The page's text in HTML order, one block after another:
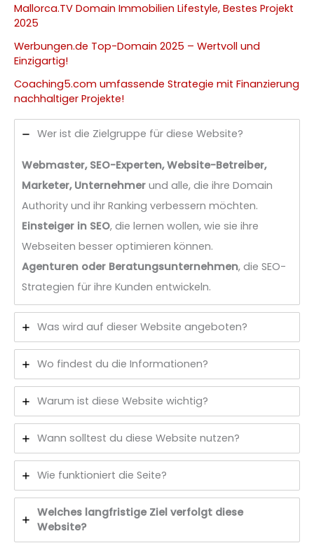
Mallorca.TV Domain Immobilien Lifestyle, Bestes Projekt
2025
Werbungen.de Top-Domain 2025 – Wertvoll und
Einzigartig!
Coaching5.com umfassende Strategie mit Finanzierung
nachhaltiger Projekte!
Wer ist die Zielgruppe für diese Website?
Webmaster, SEO-Experten, Website-Betreiber,
Marketer, Unternehmer und alle, die ihre Domain
Authority und ihr Ranking verbessern möchten.
Einsteiger in SEO, die lernen wollen, wie sie ihre
Webseiten besser optimieren können.
Agenturen oder Beratungsunternehmen, die SEO-
Strategien für ihre Kunden entwickeln.
Was wird auf dieser Website angeboten?
Wo findest du die Informationen?
Warum ist diese Website wichtig?
Wann solltest du diese Website nutzen?
Wie funktioniert die Seite?
Welches langfristige Ziel verfolgt diese
Website?